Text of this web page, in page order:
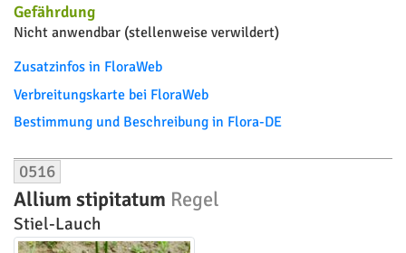
Gefährdung
Nicht anwendbar (stellenweise verwildert)
Zusatzinfos in FloraWeb
Verbreitungskarte bei FloraWeb
Bestimmung und Beschreibung in Flora-DE
0516
Allium stipitatum Regel
Stiel-Lauch